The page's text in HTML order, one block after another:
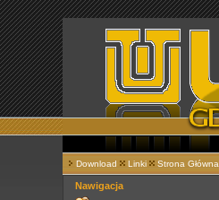
Download Linki Strona Główna
Nawigacja